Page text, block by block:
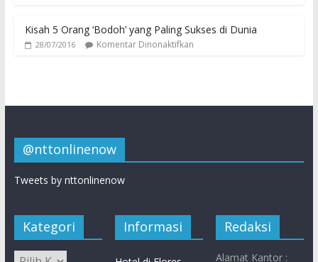
Kisah 5 Orang ‘Bodoh’ yang Paling Sukses di Dunia
28/07/2016 Komentar Dinonaktifkan
@nttonlinenow
Tweets by nttonlinenow
Kategori Informasi Redaksi
Alamat Kantor :